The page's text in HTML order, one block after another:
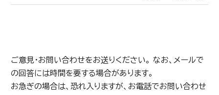
ご意見・お問い合わせをお送りください。 なお、メールで
の回答には時間を要する場合があります。
お急ぎの場合は、恐れ入りますが、お電話でお問い合わせ